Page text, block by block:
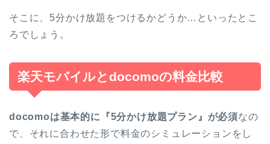
そこに、5分かけ放題をつけるかどうか…といったとこ
ろでしょう。
楽天モバイルとdocomoの料金比較
docomoは基本的に『5分かけ放題プラン』が必須なの
で、それに合わせた形で料金のシミュレーションをし